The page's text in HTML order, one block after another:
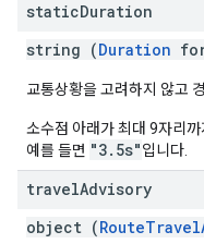
staticDuration
string (Duration
교통상황을 고려하지 않고
소수점 아래가 최대 9자리까
예를 들면 "3.5s"입니다.
travelAdvisory
object (